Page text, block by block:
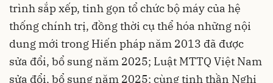
trình sắp xếp, tinh gọn tổ chức bộ máy của hệ
thống chính trị, đồng thời cụ thể hóa những nội
dung mới trong Hiến pháp năm 2013 đã được
sửa đổi, bổ sung năm 2025; Luật MTTQ Việt Nam
sửa đổi, bổ sung năm 2025; cùng tinh thần Nghị